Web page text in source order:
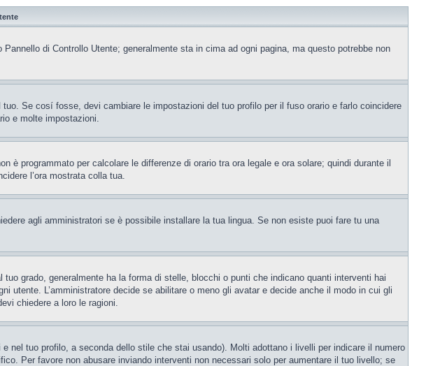
di Controllo Utente; generalmente sta in cima ad ogni pagina, ma questo potrebbe non
Se cosí fosse, devi cambiare le impostazioni del tuo profilo per il fuso orario e farlo coincidere
e molte impostazioni.
è programmato per calcolare le differenze di orario tra ora legale e ora solare; quindi durante il
l’ora mostrata colla tua.
agli amministratori se è possibile installare la tua lingua. Se non esiste puoi fare tu una
grado, generalmente ha la forma di stelle, blocchi o punti che indicano quanti interventi hai
utente. L’amministratore decide se abilitare o meno gli avatar e decide anche il modo in cui gli
chiedere a loro le ragioni.
nel tuo profilo, a seconda dello stile che stai usando). Molti adottano i livelli per indicare il numero
Per favore non abusare inviando interventi non necessari solo per aumentare il tuo livello; se